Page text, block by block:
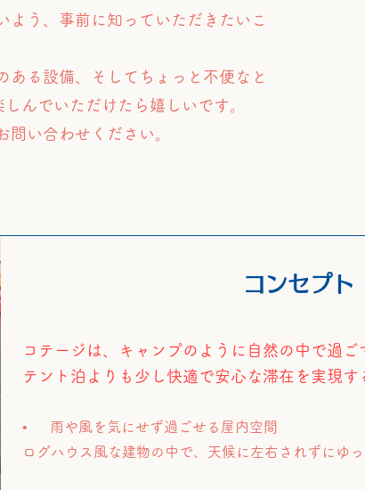
よう、事前に知っていただきたいこ
ある設備、そしてちょっと不便なと
んでいただけたら嬉しいです。
問い合わせください。
​コンセプト
コテージは、キャンプのように自然の中で過ご
テント泊よりも少し快適で安心な滞在を実現す
• 雨や風を気にせず過ごせる屋内空間
ログハウス風な建物の中で、天候に左右されずにゆっ